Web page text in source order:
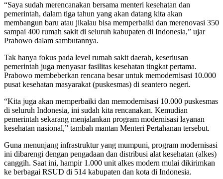
“Saya sudah merencanakan bersama menteri kesehatan dan
pemerintah, dalam tiga tahun yang akan datang kita akan
membangun baru atau jikalau bisa memperbaiki dan merenovasi 350
sampai 400 rumah sakit di seluruh kabupaten di Indonesia,” ujar
Prabowo dalam sambutannya.
Tak hanya fokus pada level rumah sakit daerah, keseriusan
pemerintah juga menyasar fasilitas kesehatan tingkat pertama.
Prabowo membeberkan rencana besar untuk memodernisasi 10.000
pusat kesehatan masyarakat (puskesmas) di seantero negeri.
“Kita juga akan memperbaiki dan memodernisasi 10.000 puskesmas
di seluruh Indonesia, ini sudah kita rencanakan. Kemudian
pemerintah sekarang menjalankan program modernisasi layanan
kesehatan nasional,” tambah mantan Menteri Pertahanan tersebut.
Guna menunjang infrastruktur yang mumpuni, program modernisasi
ini dibarengi dengan pengadaan dan distribusi alat kesehatan (alkes)
canggih. Saat ini, hampir 1.000 unit alkes modern mulai dikirimkan
ke berbagai RSUD di 514 kabupaten dan kota di Indonesia.